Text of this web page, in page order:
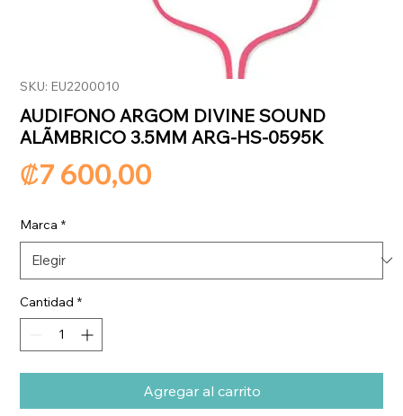
SKU: EU2200010
AUDIFONO ARGOM DIVINE SOUND
ALÃMBRICO 3.5MM ARG-HS-0595K
₡7 600,00
Marca *
Cantidad *
Agregar al carrito